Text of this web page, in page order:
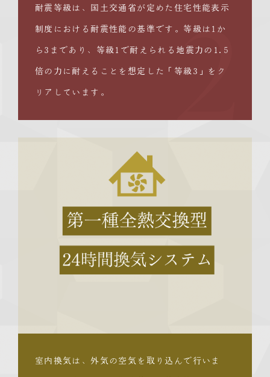
耐震等級は、国土交通省が定めた住宅性能表示
制度における耐震性能の基準です。等級は1か
ら3まであり、等級1で耐えられる地震力の1.5
倍の力に耐えることを想定した「等級3」をク
リアしています。 2
室内換気は、外気の空気を取り込んで行いま